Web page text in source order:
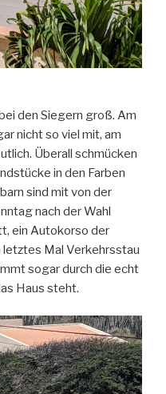
den Siegern groß. Am
nicht so viel mit, am
Überall schmücken
in den Farben
sind mit von der
nach der Wahl
ein Autokorso der
letztes Mal Verkehrsstau
sogar durch die echt
Haus steht.